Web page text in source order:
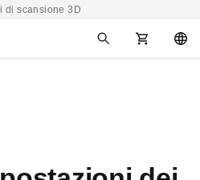
di scansione 3D